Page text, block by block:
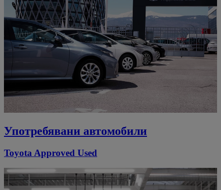
Употребявани автомобили
Toyota Approved Used